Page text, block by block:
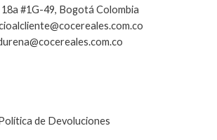
#1G-49, Bogotá Colombia
Política de Devoluciones